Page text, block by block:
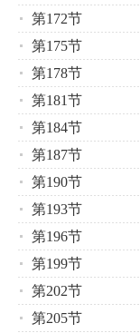
第172节
第175节
第178节
第181节
第184节
第187节
第190节
第193节
第196节
第199节
第202节
第205节